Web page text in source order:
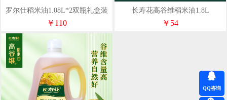
罗尔仕稻米油1.08L*2双瓶礼盒装
￥110
长寿花高谷维稻米油1.8L
￥54
QQ咨询